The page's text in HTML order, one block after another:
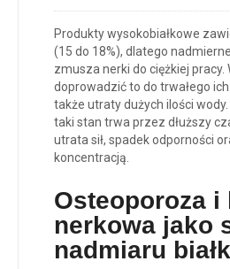
Produkty wysokobiałkowe
(15 do 18%), dlatego
zmusza nerki do ciężkiej pracy.
doprowadzić to do trwałego
także utraty dużych ilości
taki stan trwa przez dłuższy
utrata sił, spadek odporności
koncentracją.
Osteoporoza i
nerkowa jako
nadmiaru